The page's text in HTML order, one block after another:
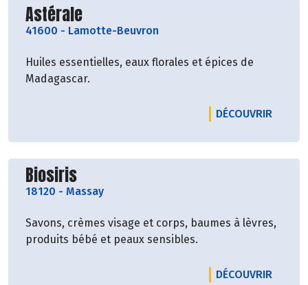
Découvrir le producteur
Astérale
41600 - Lamotte-Beuvron
Huiles essentielles, eaux florales et épices de
Madagascar.
DÉCOUVRIR
Découvrir le producteur
Biosiris
18120 - Massay
Savons, crèmes visage et corps, baumes à lèvres,
produits bébé et peaux sensibles.
DÉCOUVRIR